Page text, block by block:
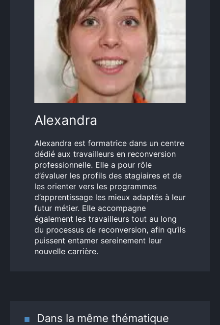
Alexandra
Alexandra est formatrice dans un centre
dédié aux travailleurs en reconversion
professionnelle. Elle a pour rôle
d’évaluer les profils des stagiaires et de
les orienter vers les programmes
d’apprentissage les mieux adaptés à leur
futur métier. Elle accompagne
également les travailleurs tout au long
du processus de reconversion, afin qu’ils
puissent entamer sereinement leur
nouvelle carrière.
Dans la même thématique